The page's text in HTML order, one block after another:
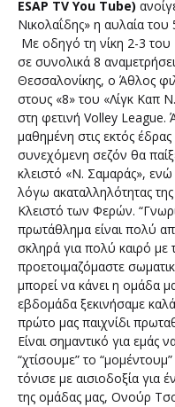
ESAP TV You Tube)
Νικολαΐδης» η αυλαία
Με οδηγό τη νίκη 2-3 του
σε συνολικά 8
Θεσσαλονίκης, ο Άθλος
στους «8» του «Λίγκ Καπ
στη φετινή Volley League.
μαθημένη στις εκτός
συνεχόμενη σεζόν θα
κλειστό «Ν. Σαμαράς», ενώ
λόγω ακαταλληλότητας
Κλειστό των Φερών.
πρωτάθλημα είναι πολύ
σκληρά για πολύ καιρό με
προετοιμαζόμαστε
μπορεί να κάνει η ομάδα
εβδομάδα ξεκινήσαμε
πρώτο μας παιχνίδι
Είναι σημαντικό για εμάς
“χτίσουμε” το
τόνισε με αισιοδοξία για
της ομάδας μας, Ονούρ